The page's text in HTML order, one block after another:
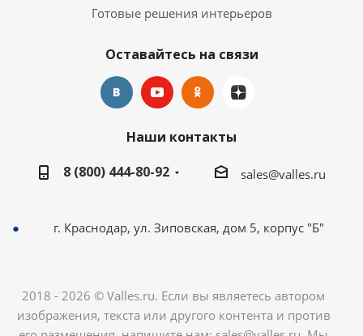
Готовые решения интерьеров
Оставайтесь на связи
Наши контакты
8 (800) 444-80-92
sales@valles.ru
г. Краснодар, ул. Зиповская, дом 5, корпус "Б"
2018 - 2026 © Valles.ru. Если вы являетесь автором
изображения, текста или другого контента и против